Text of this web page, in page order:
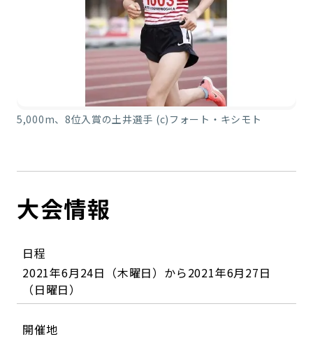
5,000m、8位入賞の土井選手 (c)フォート・キシモト
大会情報
日程
2021年6月24日（木曜日）から2021年6月27日
（日曜日）
開催地